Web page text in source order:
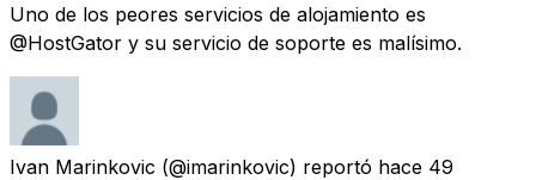
Uno de los peores servicios de alojamiento es
@HostGator y su servicio de soporte es malísimo.
Ivan Marinkovic (@imarinkovic) reportó hace 49